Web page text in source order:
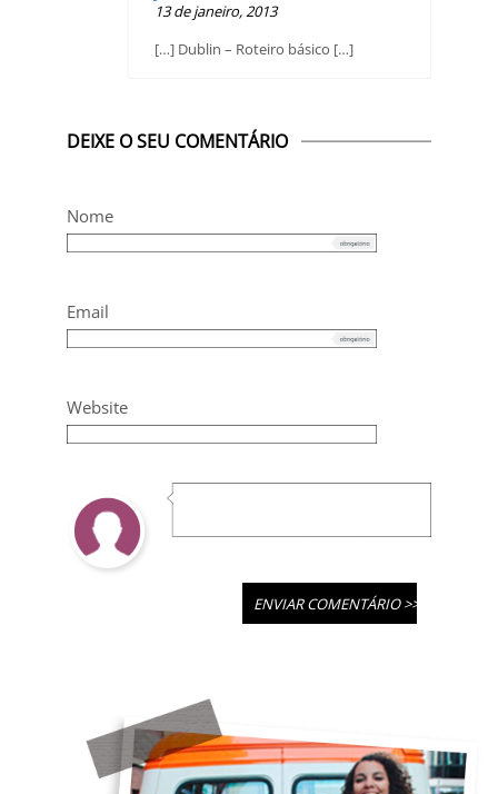
13 de janeiro, 2013
[…] Dublin – Roteiro básico […]
DEIXE O SEU COMENTÁRIO
Nome
Email
Website